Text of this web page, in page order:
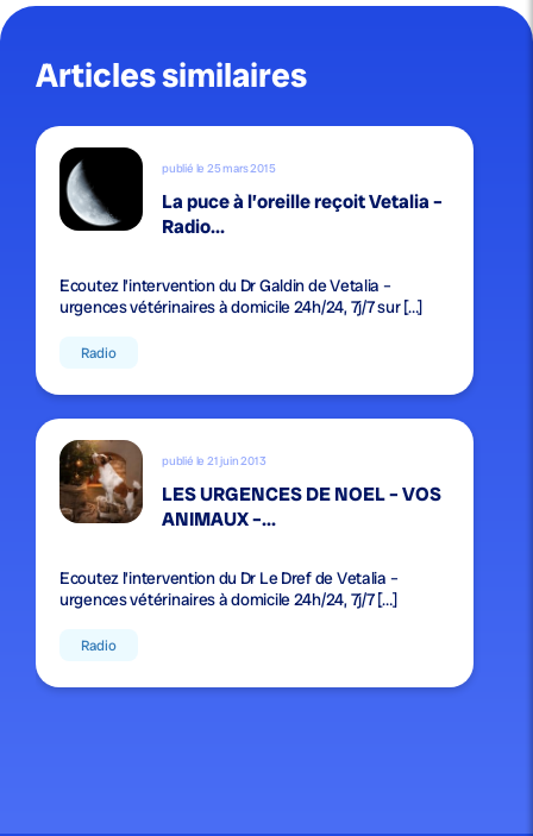
Articles similaires
publié le 25 mars 2015
La puce à l’oreille reçoit Vetalia –
Radio...
Ecoutez l’intervention du Dr Galdin de Vetalia –
urgences vétérinaires à domicile 24h/24, 7j/7 sur […]
Radio
publié le 21 juin 2013
LES URGENCES DE NOEL – VOS
ANIMAUX –...
Ecoutez l’intervention du Dr Le Dref de Vetalia –
urgences vétérinaires à domicile 24h/24, 7j/7 […]
Radio